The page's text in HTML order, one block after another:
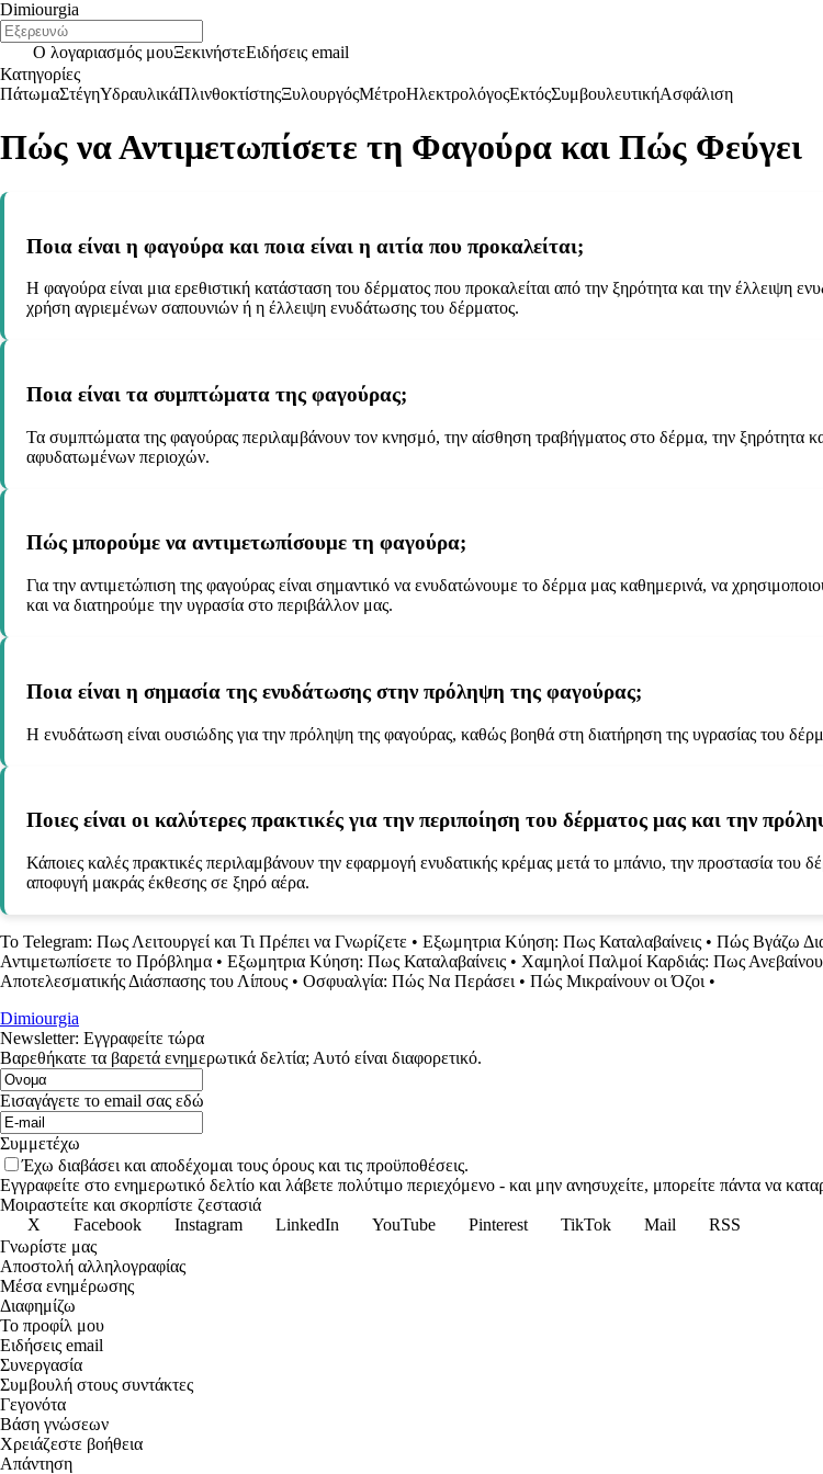
Dimiourgia
Ο λογαριασμός μουΞεκινήστεΕιδήσεις email
Κατηγορίες
ΠάτωμαΣτέγηΥδραυλικάΠλινθοκτίστηςΞυλουργόςΜέτροΗλεκτρολόγοςΕκτόςΣυμβουλευτικήΑσφάλιση
Πώς να Αντιμετωπίσετε τη Φαγούρα και Πώς Φεύγει
Ποια είναι η φαγούρα και ποια είναι η αιτία που προκαλείται;
Η φαγούρα είναι μια ερεθιστική κατάσταση του δέρματος που προκαλείται από την ξηρότητα και την έλλειψη
χρήση αγριεμένων σαπουνιών ή η έλλειψη ενυδάτωσης του δέρματος.
Ποια είναι τα συμπτώματα της φαγούρας;
Τα συμπτώματα της φαγούρας περιλαμβάνουν τον κνησμό, την αίσθηση τραβήγματος στο δέρμα, την ξηρότητα
αφυδατωμένων περιοχών.
Πώς μπορούμε να αντιμετωπίσουμε τη φαγούρα;
Για την αντιμετώπιση της φαγούρας είναι σημαντικό να ενυδατώνουμε το δέρμα μας καθημερινά, να
και να διατηρούμε την υγρασία στο περιβάλλον μας.
Ποια είναι η σημασία της ενυδάτωσης στην πρόληψη της φαγούρας;
Η ενυδάτωση είναι ουσιώδης για την πρόληψη της φαγούρας, καθώς βοηθά στη διατήρηση της υγρασίας του
Ποιες είναι οι καλύτερες πρακτικές για την περιποίηση του δέρματος μας και την
Κάποιες καλές πρακτικές περιλαμβάνουν την εφαρμογή ενυδατικής κρέμας μετά το μπάνιο, την προστασία
αποφυγή μακράς έκθεσης σε ξηρό αέρα.
Το Telegram: Πως Λειτουργεί και Τι Πρέπει να Γνωρίζετε • Εξωμητρια Κύηση: Πως Καταλαβαίνεις • Πώς Βγάζω
Αντιμετωπίσετε το Πρόβλημα • Εξωμητρια Κύηση: Πως Καταλαβαίνεις • Χαμηλοί Παλμοί Καρδιάς: Πως
Αποτελεσματικής Διάσπασης του Λίπους • Οσφυαλγία: Πώς Να Περάσει • Πώς Μικραίνουν οι Όζοι •
Dimiourgia
Newsletter: Εγγραφείτε τώρα
Βαρεθήκατε τα βαρετά ενημερωτικά δελτία; Αυτό είναι διαφορετικό.
Εισαγάγετε το email σας εδώ
Συμμετέχω
Έχω διαβάσει και αποδέχομαι τους όρους και τις προϋποθέσεις.
Εγγραφείτε στο ενημερωτικό δελτίο και λάβετε πολύτιμο περιεχόμενο - και μην ανησυχείτε, μπορείτε πάντα να
Μοιραστείτε και σκορπίστε ζεστασιά
X
Facebook Instagram LinkedIn YouTube Pinterest TikTok Mail
RSS
Γνωρίστε μας
Αποστολή αλληλογραφίας
Μέσα ενημέρωσης
Διαφημίζω
Το προφίλ μου
Ειδήσεις email
Συνεργασία
Συμβουλή στους συντάκτες
Γεγονότα
Βάση γνώσεων
Χρειάζεστε βοήθεια
Απάντηση